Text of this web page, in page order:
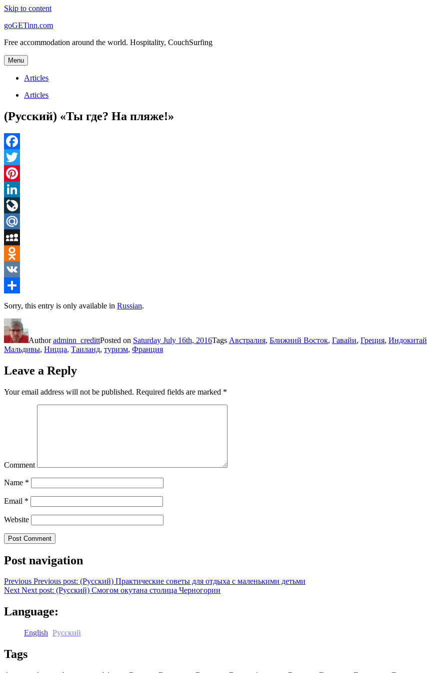
Skip to content
goGETinn.com
Free accommodation around the world. Hospitality, CouchSurfing
Menu
Articles
Articles
(Русский) «Ты где? На пляже!»
Facebook
Twitter
Pinterest
LinkedIn
LiveJournal
Mail.Ru
MySpace
Odnoklassniki
VK
Share
Sorry, this entry is only available in Russian.
Authoradminn_credittPosted on Saturday July 16th, 2016Tags Австралия, Ближний Восток, Гавайи, Греция, Индокитай
Мальдивы, Ницца, Таиланд, туризм, Франция
Leave a Reply
Your email address will not be published. Required fields are marked *
Comment
Name *
Email *
Website
Post navigation
Previous Previous post: (Русский) Практические советы для отдыха с маленькими детьми
Next Next post: (Русский) Смогом окутана столица Черногории
Language:
English Русский
Tags